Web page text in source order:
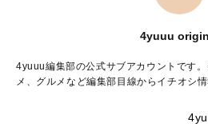
4yuuu
4yuuu編集部の公式サブアカウントです
メ、グルメなど編集部目線からイチオシ